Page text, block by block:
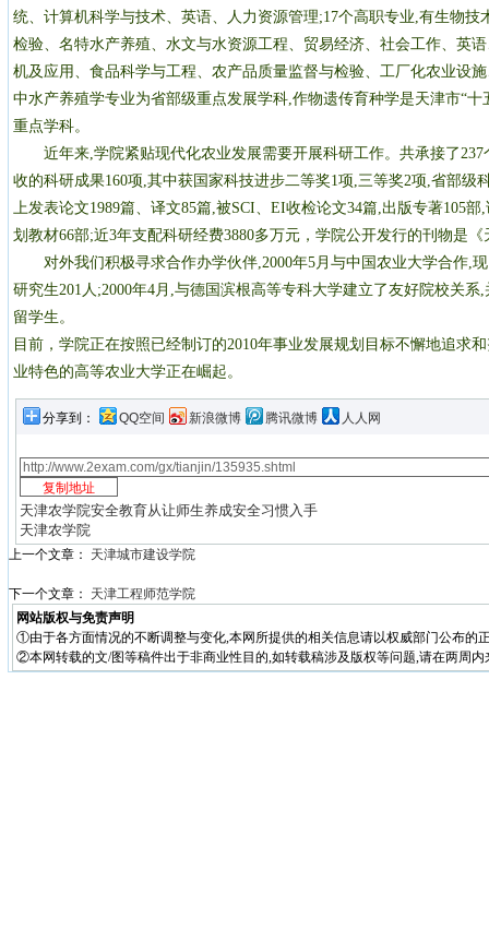
统、计算机科学与技术、英语、人力资源管理;17个高职专业,有生物技
检验、名特水产养殖、水文与水资源工程、贸易经济、社会工作、英
机及应用、食品科学与工程、农产品质量监督与检验、工厂化农业设
中水产养殖学专业为省部级重点发展学科,作物遗传育种学是天津市“
重点学科。
近年来,学院紧贴现代化农业发展需要开展科研工作。共承接了237
收的科研成果160项,其中获国家科技进步二等奖1项,三等奖2项,省部级
上发表论文1989篇、译文85篇,被SCI、EI收检论文34篇,出版专著105部
划教材66部;近3年支配科研经费3880多万元，学院公开发行的刊物是
对外我们积极寻求合作办学伙伴,2000年5月与中国农业大学合作,
研究生201人;2000年4月,与德国滨根高等专科大学建立了友好院校关
留学生。
目前，学院正在按照已经制订的2010年事业发展规划目标不懈地追求
业特色的高等农业大学正在崛起。
分享到： QQ空间 新浪微博 腾讯微博 人人网
天津农学院安全教育从让师生养成安全习惯入手
天津农学院
上一个文章： 天津城市建设学院
下一个文章：
天津工程师范学院
网站版权与免责声明
①由于各方面情况的不断调整与变化,本网所提供的相关信息请以权威部门公布的
②本网转载的文/图等稿件出于非商业性目的,如转载稿涉及版权等问题,请在两周内